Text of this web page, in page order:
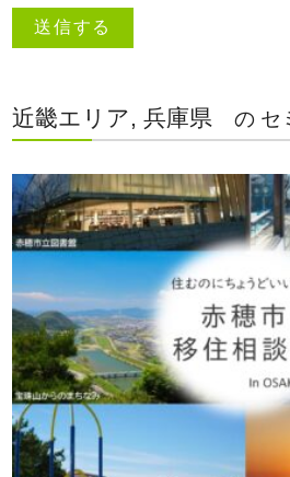
近畿エリア, 兵庫県 の セ